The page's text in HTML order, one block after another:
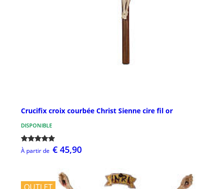
Crucifix croix courbée Christ Sienne cire fil or
DISPONIBLE
À partir de € 45,90